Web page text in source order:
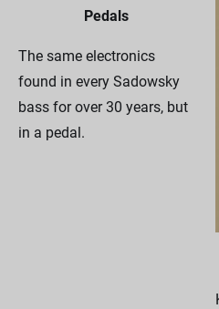
Pedals
The same electronics
found in every Sadowsky
bass for over 30 years, but
in a pedal.